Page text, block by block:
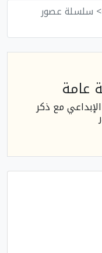
سلسلة عصور
عامة
مع ذكر